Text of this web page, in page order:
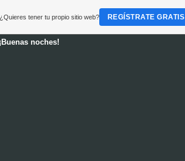
¡Buenas noches!
tener tu propio sitio web? REGÍSTRATE GRATIS